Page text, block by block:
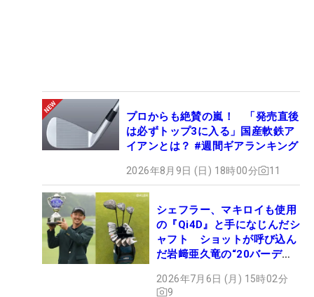
プロからも絶賛の嵐！ 「発売直後
は必ずトップ3に入る」国産軟鉄ア
イアンとは？ #週間ギアランキング
2026年8月9日 (日) 18時00分 11
シェフラー、マキロイも使用
の『Qi4D』と手になじんだシ
ャフト ショットが呼び込ん
だ岩﨑亜久竜の“20バーデ
2026年7月6日 (月) 15時02分
9